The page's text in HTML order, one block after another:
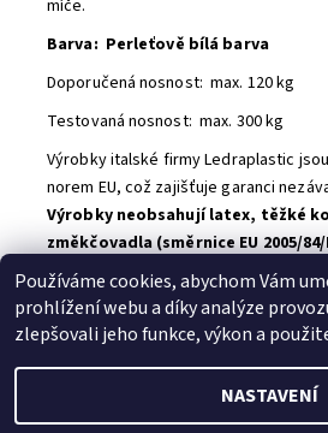
míče.
Barva: Perleťově bílá barva
Doporučená nosnost: max. 120 kg
Testovaná nosnost: max. 300 kg
Výrobky italské firmy Ledraplastic
norem EU, což zajišťuje garanci
Výrobky neobsahují latex, těžké
změkčovadla (směrnice EU 2005/84/
Buďte první, kdo napíše příspěvek k
Přidat komentář
2026 © B.B. SPORT s.r.o.,
Používáme cookies, abychom Vám
prohlížení webu a díky analýze
zlepšovali jeho funkce, výkon a
NASTAVENÍ